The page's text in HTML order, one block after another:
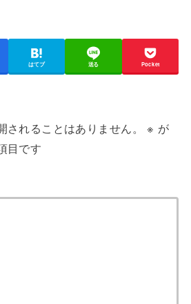
はてブ 送る Pocket
れることはありません。 ※ が
目です